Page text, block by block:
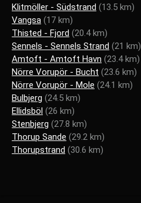
Klitmöller - Südstrand (13.5 km)
Vangsa (17 km)
Thisted - Fjord (20.4 km)
Sennels - Sennels Strand (21 km)
Amtoft - Amtoft Havn (23.4 km)
Nörre Vorupör - Bucht (23.6 km)
Nörre Vorupör - Mole (24.1 km)
Bulbjerg (24.5 km)
Ellidsböl (26 km)
Stenbjerg (27.8 km)
Thorup Sande (29.2 km)
Thorupstrand (30.6 km)